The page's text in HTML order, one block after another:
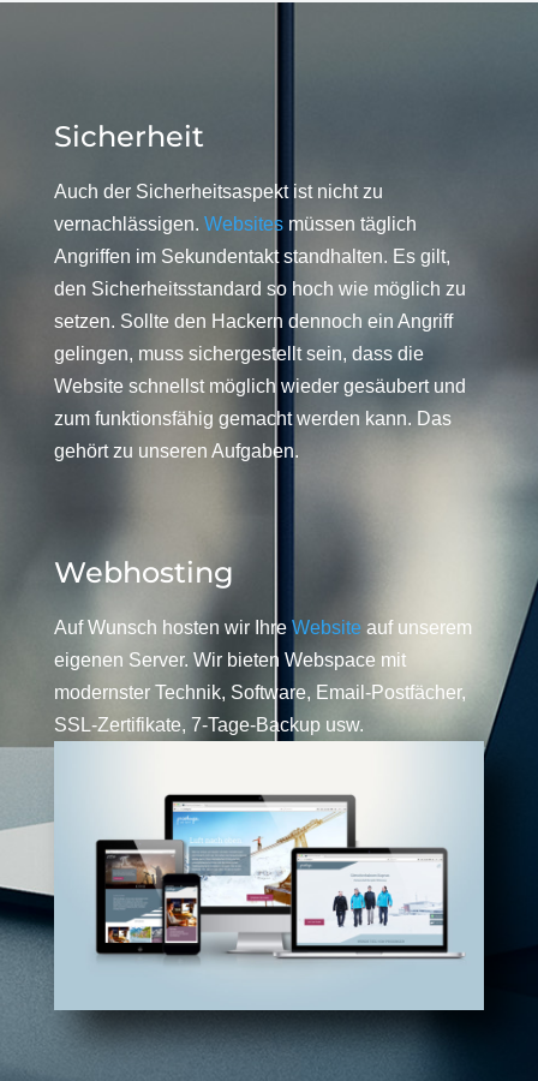
Sicherheit
Auch der Sicherheitsaspekt ist nicht zu
vernachlässigen. Websitesmüssen täglich
Angriffen im Sekundentakt standhalten. Es gilt,
den Sicherheitsstandard so hoch wie möglich zu
setzen. Sollte den Hackern dennoch ein Angriff
gelingen, muss sichergestellt sein, dass die
Website schnellst möglich wieder gesäubert und
zum funktionsfähig gemacht werden kann. Das
gehört zu unseren Aufgaben.
Webhosting
Auf Wunsch hosten wir Ihre Website auf unserem
eigenen Server. Wir bieten Webspace mit
modernster Technik, Software, Email-Postfächer,
SSL-Zertifikate, 7-Tage-Backup usw.